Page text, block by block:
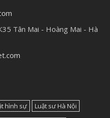
Tân Mai - Hoàng Mai - Hà
hình sự
Luật sư Hà Nội